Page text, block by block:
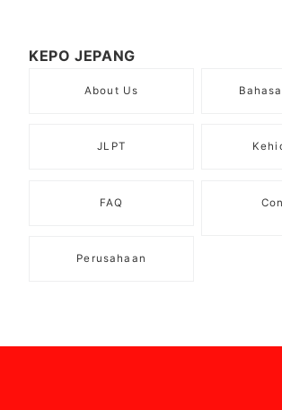
KEPO JEPANG
About Us
JLPT
FAQ
Perusahaan